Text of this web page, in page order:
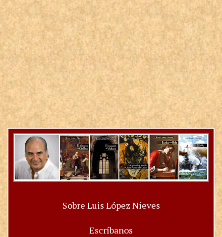
Sobre Luis López Nieves
Escríbanos